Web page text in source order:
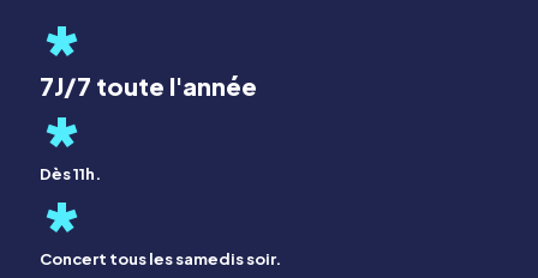
*
7J/7 toute l'année
*
Dès 11h.
*
Concert tous les samedis soir.